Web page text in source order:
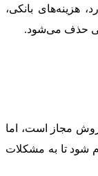
هزینه‌های بانکی،
حذف می‌شود.
مجاز است، اما
شود تا به مشکلات